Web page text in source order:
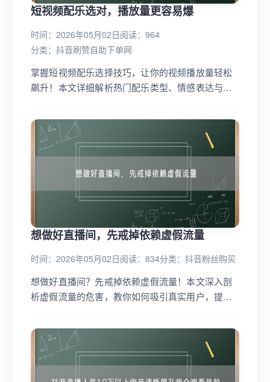
短视频配乐选对，播放量更容易爆
时间：2026年05月02日阅读：964
分类： 抖音刷赞自助下单网
掌握短视频配乐选择技巧，让你的视频播放量轻松
飙升！本文详细解析热门配乐类型、情感表达与视
频。...
想做好直播间，先戒掉依赖虚假流量
时间：2026年05月02日阅读：834分类： 抖音粉丝购买
想做好直播间？先戒掉依赖虚假流量！本文深入剖
析虚假流量的危害，教你如何吸引真实用户，提升
棚！...